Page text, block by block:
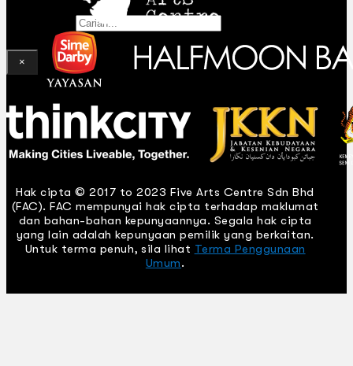
×
Hak cipta © 2017 to 2023 Five Arts Centre Sdn Bhd
(FAC). FAC mempunyai hak cipta terhadap maklumat
dan bahan-bahan kepunyaannya. Segala hak cipta
yang lain adalah kepunyaan pemilik yang berkaitan.
Untuk terma penuh, sila lihat Terma Penggunaan
Umum.